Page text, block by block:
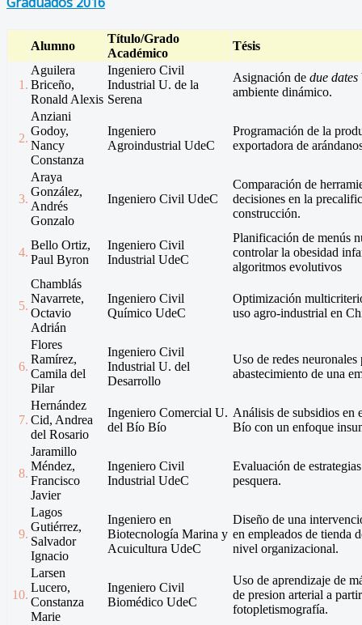
Alumno
Título/Grado
Académico
Tésis
1.
Aguilera
Briceño,
Ronald Alexis
Ingeniero Civil
Industrial U. de la
Serena
Asignación de due dates
ambiente dinámico.
2.
Anziani
Godoy,
Nancy
Constanza
Ingeniero
Agroindustrial UdeC
Programación de la
exportadora de
3.
Araya
González,
Andrés
Gonzalo
Ingeniero Civil UdeC
Comparación de
decisiones en la
construcción.
4.
Bello Ortiz,
Paul Byron
Ingeniero Civil
Industrial UdeC
Planificación de menús
controlar la obesidad
algoritmos evolutivos
5.
Chamblás
Navarrete,
Octavio
Adrián
Ingeniero Civil
Químico UdeC
Optimización
uso agro-industrial en
6.
Flores
Ramírez,
Camila del
Pilar
Ingeniero Civil
Industrial U. del
Desarrollo
Uso de redes
abastecimiento de una
7.
Hernández
Cid, Andrea
del Rosario
Ingeniero Comercial U.
del Bío Bío
Análisis de subsidios en
Bío con un enfoque
8.
Jaramillo
Méndez,
Francisco
Javier
Ingeniero Civil
Industrial UdeC
Evaluación de
pesquera.
9.
Lagos
Gutiérrez,
Salvador
Ignacio
Ingeniero en
Biotecnología Marina y
Acuicultura UdeC
Diseño de una
en empleados de tienda
nivel organizacional.
10.
Larsen
Lucero,
Constanza
Marie
Ingeniero Civil
Biomédico UdeC
Uso de aprendizaje de
de presion arterial a
fotopletismografía.